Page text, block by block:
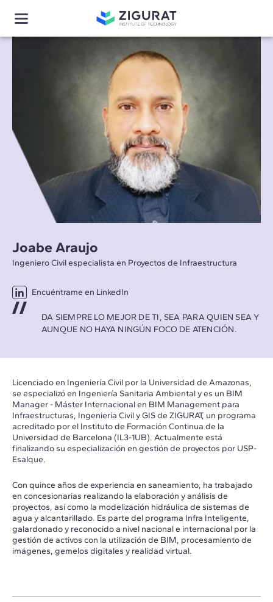
Joabe Araujo
Ingeniero Civil especialista en Proyectos de Infraestructura
Encuéntrame en LinkedIn
DA SIEMPRE LO MEJOR DE TI, SEA PARA QUIEN SEA Y
AUNQUE NO HAYA NINGÚN FOCO DE ATENCIÓN.
Licenciado en Ingeniería Civil por la Universidad de Amazonas,
se especializó en Ingeniería Sanitaria Ambiental y es un BIM
Manager - Máster Internacional en BIM Management para
Infraestructuras, Ingeniería Civil y GIS de ZIGURAT, un programa
acreditado por el Instituto de Formación Continua de la
Universidad de Barcelona (IL3-1UB). Actualmente está
finalizando su especialización en gestión de proyectos por USP-
Esalque.
Con quince años de experiencia en saneamiento, ha trabajado
en concesionarias realizando la elaboración y análisis de
proyectos, así como la modelización hidráulica de sistemas de
agua y alcantarillado. Es parte del programa Infra Inteligente,
galardonado y reconocido a nivel nacional e internacional por la
gestión de activos con la utilización de BIM, procesamiento de
imágenes, gemelos digitales y realidad virtual.